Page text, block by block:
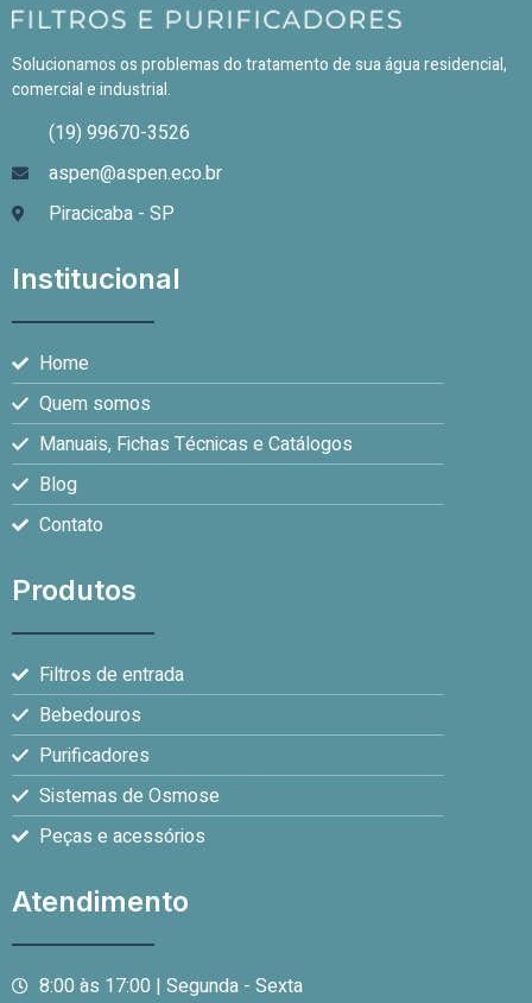
Solucionamos os problemas do tratamento de sua água residencial,
comercial e industrial.
(19) 99670-3526
aspen@aspen.eco.br
Piracicaba - SP
Institucional
Home
Quem somos
Manuais, Fichas Técnicas e Catálogos
Blog
Contato
Produtos
Filtros de entrada
Bebedouros
Purificadores
Sistemas de Osmose
Peças e acessórios
Atendimento
8:00 às 17:00 | Segunda - Sexta